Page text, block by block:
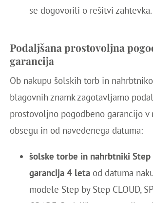
se dogovorili o rešitvi zahtevka.
Podaljšana prostovoljna
garancija
Ob nakupu šolskih torb in
blagovnih znamk zagotavljamo
prostovoljno pogodbeno garancijo v
obsegu in od navedenega datuma:
šolske torbe in nahrbtniki Step
garancija 4 leta od datuma
modele Step by Step CLOUD,